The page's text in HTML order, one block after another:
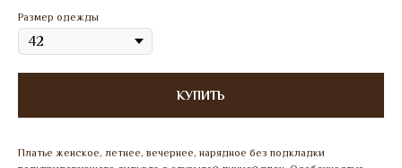
Размер одежды
КУПИТЬ
Платье женское, летнее, вечернее, нарядное без подкладки